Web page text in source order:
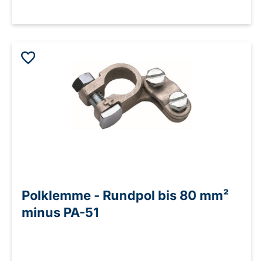
Polklemme - Rundpol bis 80 mm²
minus PA-51